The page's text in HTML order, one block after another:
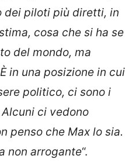
dei piloti più diretti, in
cosa che si ha se
del mondo, ma
in una posizione in cui
politico, ci sono i
ci vedono
penso che Max lo sia.
non arrogante“.